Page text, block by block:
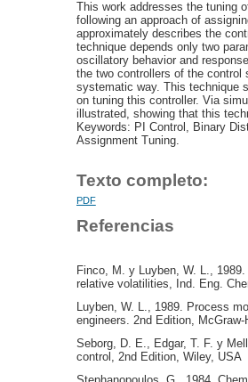
This work addresses the tuning
following an approach of
approximately describes the
technique depends only two
oscillatory behavior and
the two controllers of the
systematic way. This technique
on tuning this controller. Via
illustrated, showing that this
Keywords: PI Control, Binary
Assignment Tuning.
Texto completo:
PDF
Referencias
Finco, M. y Luyben, W. L.,
relative volatilities, Ind. Eng.
Luyben, W. L., 1989. Process
engineers. 2nd Edition, McGraw-
Seborg, D. E., Edgar, T. F. y
control, 2nd Edition, Wiley, USA